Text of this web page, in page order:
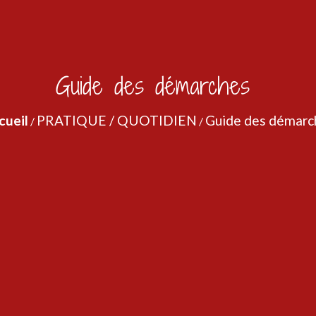
Guide des démarches
/ PRATIQUE / QUOTIDIEN / Guide des